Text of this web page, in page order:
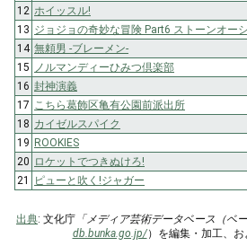
12 ホイッスル!
13 ジョジョの奇妙な冒険 Part6 ストーンオー
14 無頼男 -ブレーメン-
15
ノルマンディーひみつ倶楽部
16 封神演義
17
こちら葛飾区亀有公園前派出所
18 カイゼルスパイク
19 ROOKIES
20 ロケットでつきぬけろ!
21
ピューと吹く!ジャガー
出典: 文化庁 「メディア芸術データベース（ベ
db.bunka.go.jp/）を編集・加工、